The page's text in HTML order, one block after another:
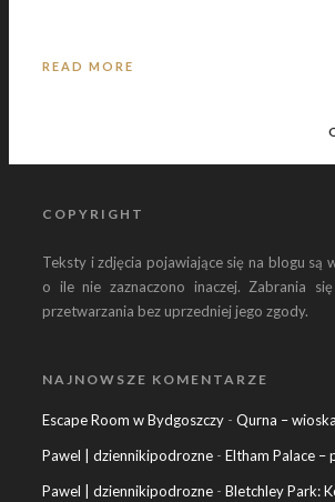
READ MORE
COPYRIGHT
Teksty i zdjęcia pojawiające się na blogu są
o ile nie zaznaczono inaczej. Zabrania
przetwarzania bez uprzedniej jego zgody.
NAJNOWSZE KOMENTARZE
Escape Room w Bydgoszczy - Qurna –
Pawel | dziennikipodrozne - Eltham Palace –
Pawel | dziennikipodrozne - Bletchley Park: